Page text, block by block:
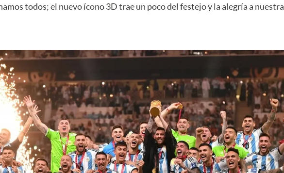
todos; el nuevo ícono 3D trae un poco del festejo y la alegría a nuestra